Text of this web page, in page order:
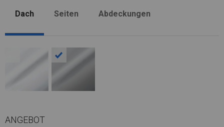
Dach Seiten Abdeckungen
ANGEBOT